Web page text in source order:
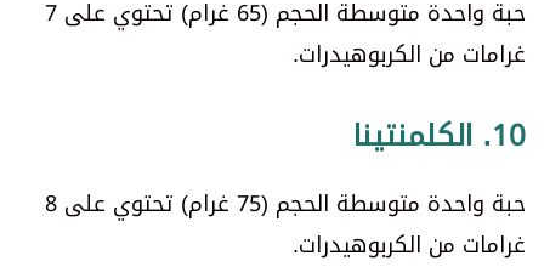
حبة واحدة متوسطة الحجم (65 غرام) تحتوي على 7
غرامات من الكربوهيدرات.
10. الكلمنتينا
حبة واحدة متوسطة الحجم (75 غرام) تحتوي على 8
غرامات من الكربوهيدرات.